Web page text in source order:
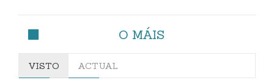
O MÁIS
VISTO ACTUAL